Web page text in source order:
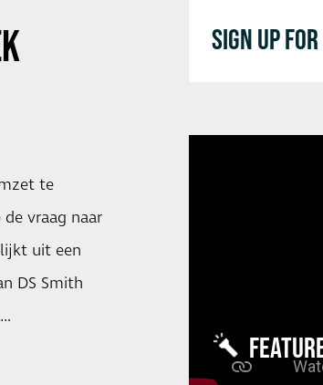
te
vraag naar
uit een
DS Smith
SIGN UP